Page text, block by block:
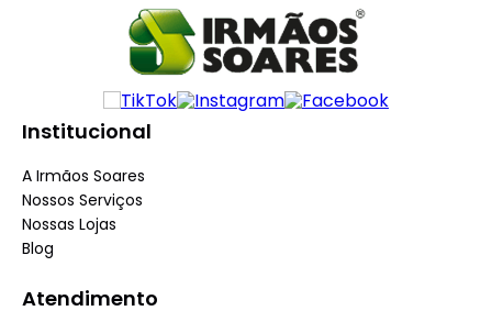
Institucional
A Irmãos Soares
Nossos Serviços
Nossas Lojas
Blog
Atendimento